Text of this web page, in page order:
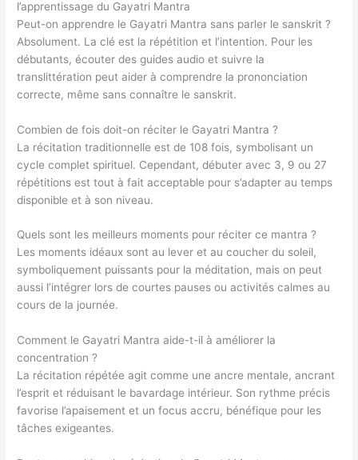
l’apprentissage du Gayatri Mantra
Peut-on apprendre le Gayatri Mantra sans parler le sanskrit ?
Absolument. La clé est la répétition et l’intention. Pour les
débutants, écouter des guides audio et suivre la
translittération peut aider à comprendre la prononciation
correcte, même sans connaître le sanskrit.
Combien de fois doit-on réciter le Gayatri Mantra ?
La récitation traditionnelle est de 108 fois, symbolisant un
cycle complet spirituel. Cependant, débuter avec 3, 9 ou 27
répétitions est tout à fait acceptable pour s’adapter au temps
disponible et à son niveau.
Quels sont les meilleurs moments pour réciter ce mantra ?
Les moments idéaux sont au lever et au coucher du soleil,
symboliquement puissants pour la méditation, mais on peut
aussi l’intégrer lors de courtes pauses ou activités calmes au
cours de la journée.
Comment le Gayatri Mantra aide-t-il à améliorer la
concentration ?
La récitation répétée agit comme une ancre mentale, ancrant
l’esprit et réduisant le bavardage intérieur. Son rythme précis
favorise l’apaisement et un focus accru, bénéfique pour les
tâches exigeantes.